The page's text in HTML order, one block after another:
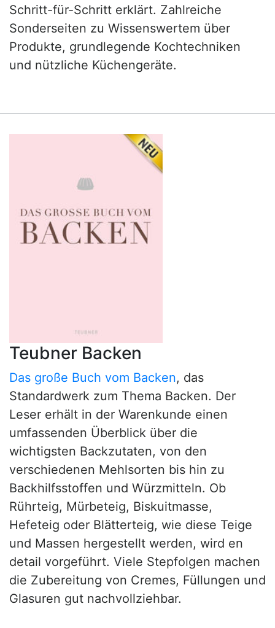
Schritt-für-Schritt erklärt. Zahlreiche
Sonderseiten zu Wissenswertem über
Produkte, grundlegende Kochtechniken
und nützliche Küchengeräte.
Teubner Backen
Das große Buch vom Backen, das
Standardwerk zum Thema Backen. Der
Leser erhält in der Warenkunde einen
umfassenden Überblick über die
wichtigsten Backzutaten, von den
verschiedenen Mehlsorten bis hin zu
Backhilfsstoffen und Würzmitteln. Ob
Rührteig, Mürbeteig, Biskuitmasse,
Hefeteig oder Blätterteig, wie diese Teige
und Massen hergestellt werden, wird en
detail vorgeführt. Viele Stepfolgen machen
die Zubereitung von Cremes, Füllungen und
Glasuren gut nachvollziehbar.